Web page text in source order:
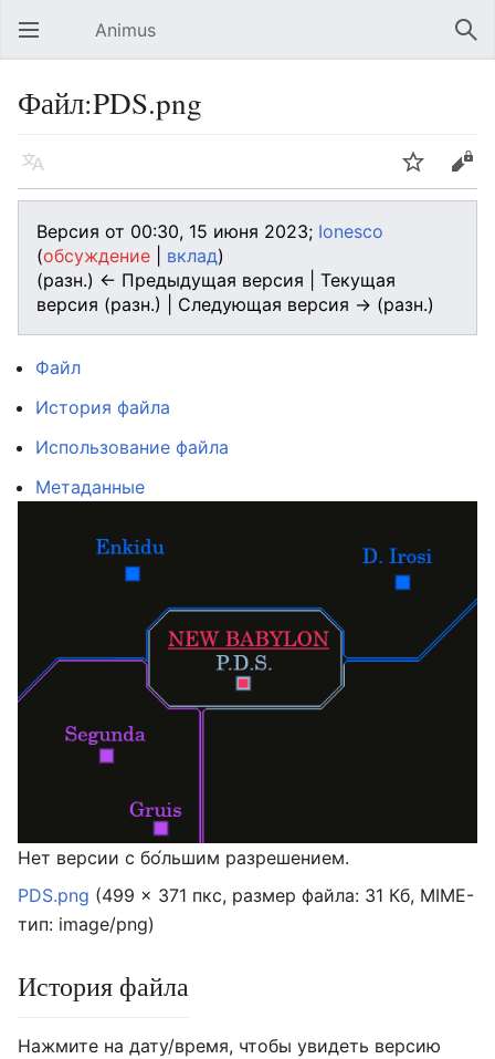
Открыть главное меню Animus
Файл:PDS.png
Язык Следить
Версия от 00:30, 15 июня 2023; Ionesco
(обсуждение вклад)
(разн.) ← Предыдущая версия | Текущая
версия (разн.) | Следующая версия → (разн.)
Файл
История файла
Использование файла
Метаданные
Нет версии с бо́льшим разрешением.
PDS.png (499 × 371 пкс, размер файла: 31 Кб, MIME-
тип: image/png)
История файла
Нажмите на дату/время, чтобы увидеть версию